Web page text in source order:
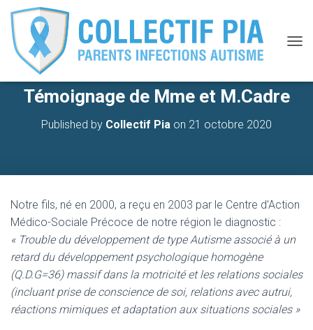
R
A
V
Témoignage de Mme et M.Cadre
Published by Collectif Pia on 21 octobre 2020
Notre fils, né en 2000, a reçu en 2003 par le Centre d’Action
Médico-Sociale Précoce de notre région le diagnostic :
« Trouble du développement de type Autisme associé à un
retard du développement psychologique homogène
(Q.D.G=36) massif dans la motricité et les relations sociales
(incluant prise de conscience de soi, relations avec autrui,
réactions mimiques et adaptation aux situations sociales »